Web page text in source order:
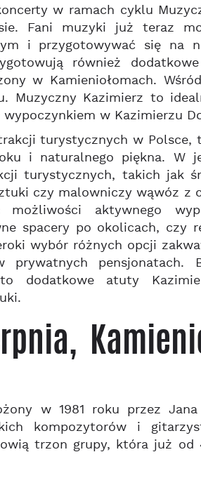
w ramach cyklu
Fani muzyki już teraz
i przygotowywać się na
również
w Kamieniołomach.
Muzyczny Kazimierz to
w Kazimierzu
turystycznych w Polsce,
i naturalnego piękna. W
turystycznych, takich jak
czy malowniczy wąwóz z
aktywnego
spacery po okolicach, czy
wybór różnych opcji
pensjonatach.
dodatkowe atuty
w 1981 roku przez Jana
kompozytorów i
trzon grupy, która już